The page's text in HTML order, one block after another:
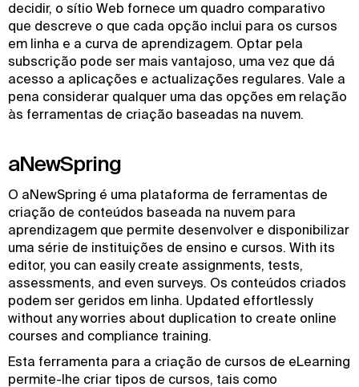
decidir, o sítio Web fornece um quadro comparativo
que descreve o que cada opção inclui para os cursos
em linha e a curva de aprendizagem. Optar pela
subscrição pode ser mais vantajoso, uma vez que dá
acesso a aplicações e actualizações regulares. Vale a
pena considerar qualquer uma das opções em relação
às ferramentas de criação baseadas na nuvem.
aNewSpring
O aNewSpring é uma plataforma de ferramentas de
criação de conteúdos baseada na nuvem para
aprendizagem que permite desenvolver e disponibilizar
uma série de instituições de ensino e cursos. With its
editor, you can easily create assignments, tests,
assessments, and even surveys. Os conteúdos criados
podem ser geridos em linha. Updated effortlessly
without any worries about duplication to create online
courses and compliance training.
Esta ferramenta para a criação de cursos de eLearning
permite-lhe criar tipos de cursos, tais como